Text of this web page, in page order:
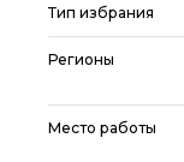
Тип избрания
Регионы
Место работы